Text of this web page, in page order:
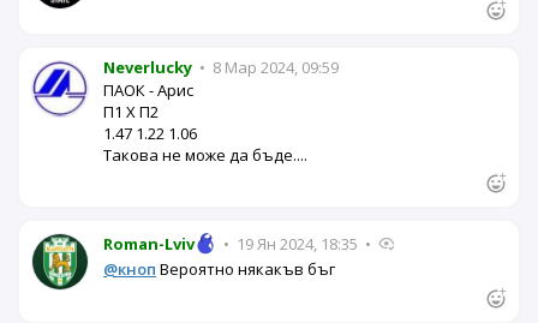
Neverlucky • 8 Мар 2024, 09:59
ПАОК - Арис
П1 X П2
1.47 1.22 1.06
Такова не може да бъде....
Roman-Lviv • 19 Ян 2024, 18:35 •
@кноп Вероятно някакъв бъг